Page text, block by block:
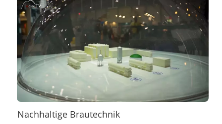
Nachhaltige Brautechnik